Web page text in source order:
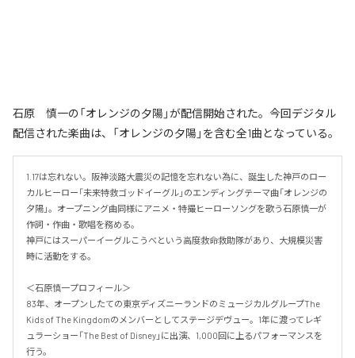
石原 慎一の「オレンジの夕陽」が配信開始された。今回デジタル
配信された楽曲は、「オレンジの夕陽」を含む全1曲となっている。
1.17は忘れない。阪神淡路大震災の記憶を忘れない為に、誕生した神戸のロー
カルヒーロー「未来特救ゴッドイーグル」のエンディングテーマ曲「オレンジの
夕陽」。オープニング曲同様にアニメ・特撮ヒーローソングを歌う石原慎一が
作詞・作曲・歌唱を務める。
神戸にはスーパーイーグルこうべという高度救命救助隊があり、大規模災害
時に活動をする。
＜石原慎一プロフィール＞
83年、オープンしたての東京ディズニーランドのミュージカルグループThe
Kids of The Kingdomのメンバーとしてステージデヴュー。1年に渡ってレギ
ュラーショー「The Best of Disney」に出演、1,000回に上るパフォーマンスを
行う。